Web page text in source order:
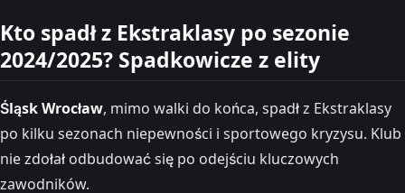
Kto spadł z Ekstraklasy po sezonie
2024/2025? Spadkowicze z elity
Śląsk Wrocław, mimo walki do końca, spadł z Ekstraklasy
po kilku sezonach niepewności i sportowego kryzysu. Klub
nie zdołał odbudować się po odejściu kluczowych
zawodników.